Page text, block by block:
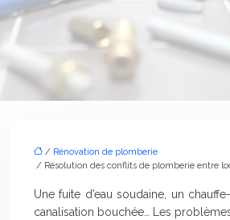
/ Rénovation de plomberie
/ Résolution des conflits de plomberie entre
Une fuite d’eau soudaine, un
canalisation bouchée… Les